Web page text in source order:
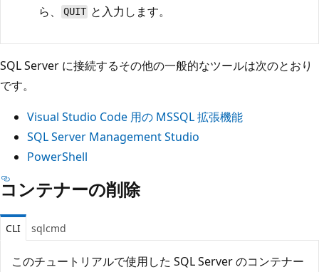
ら、
QUIT と入力します。
SQL Server に接続するその他の一般的なツールは次のとおり
です。
Visual Studio Code 用の MSSQL 拡張機能
SQL Server Management Studio
PowerShell
コンテナーの削除
CLI sqlcmd
このチュートリアルで使用した SQL Server のコンテナー